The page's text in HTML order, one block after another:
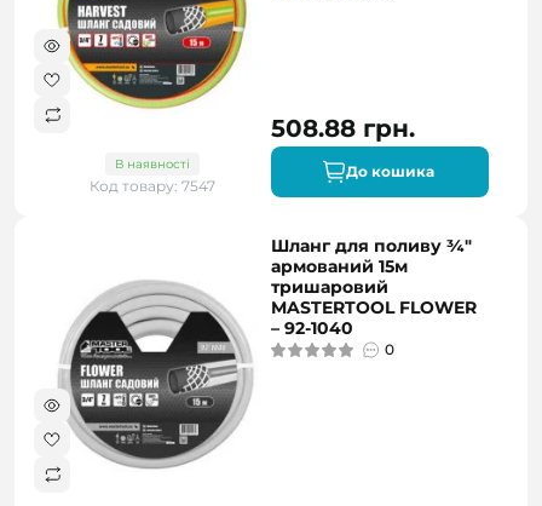
В наявності
Код товару: 7547
508.88 грн.
До кошика
Шланг для поливу ¾"
армований 15м
тришаровий
MASTERTOOL FLOWER
– 92-1040
0